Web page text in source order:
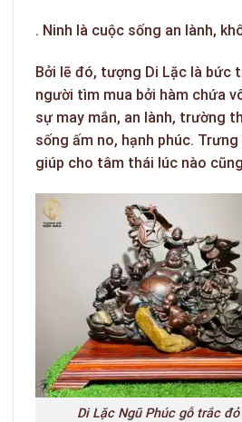
. Ninh là cuộc sống an lành,
Bởi lẽ đó, tượng Di Lặc là bức
người tìm mua bởi hàm chứa
sự may mắn, an lành, trường
sống ấm no, hạnh phúc.
giúp cho tâm thái lúc nào
Di Lặc Ngũ Phúc gỗ trắc